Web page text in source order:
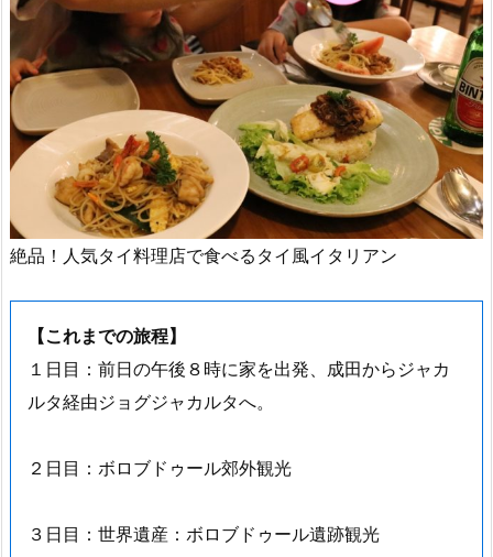
絶品！人気タイ料理店で食べるタイ風イタリアン
【これまでの旅程】
１日目：前日の午後８時に家を出発、成田からジャカ
ルタ経由ジョグジャカルタへ。
２日目：ボロブドゥール郊外観光
３日目：世界遺産：ボロブドゥール遺跡観光